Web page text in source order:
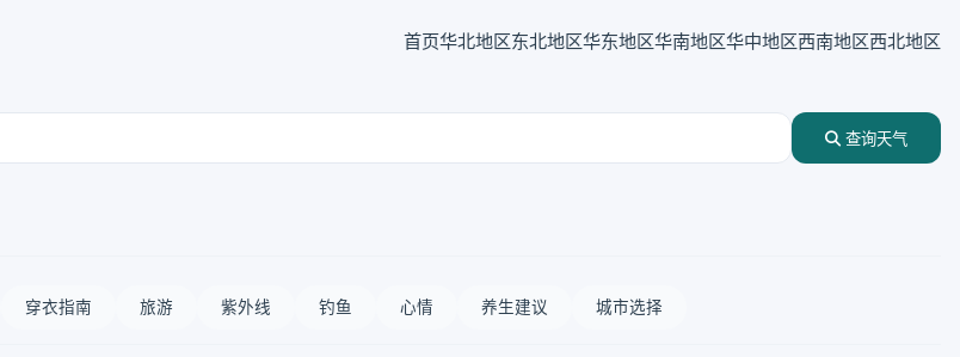
首页华北地区东北地区华东地区华南地区华中地区西南地区西北地区
查询天气
穿衣指南 旅游 紫外线 钓鱼 心情 养生建议 城市选择